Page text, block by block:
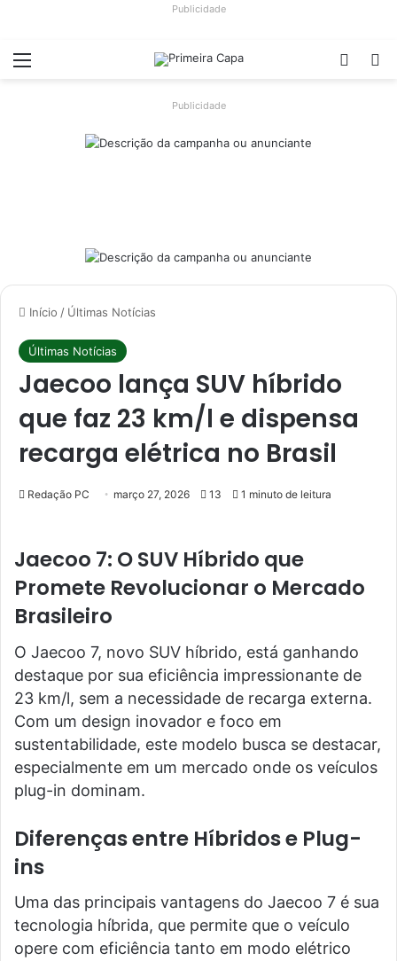
Publicidade
Menu
Publicidade
Início / Últimas Notícias
Últimas Notícias
Jaecoo lança SUV híbrido
que faz 23 km/l e dispensa
recarga elétrica no Brasil
Redação PC março 27, 2026 13 1 minuto de leitura
Jaecoo 7: O SUV Híbrido que
Promete Revolucionar o Mercado
Brasileiro
O Jaecoo 7, novo SUV híbrido, está ganhando
destaque por sua eficiência impressionante de
23 km/l, sem a necessidade de recarga externa.
Com um design inovador e foco em
sustentabilidade, este modelo busca se destacar,
especialmente em um mercado onde os veículos
plug-in dominam.
Diferenças entre Híbridos e Plug-
ins
Uma das principais vantagens do Jaecoo 7 é sua
tecnologia híbrida, que permite que o veículo
opere com eficiência tanto em modo elétrico